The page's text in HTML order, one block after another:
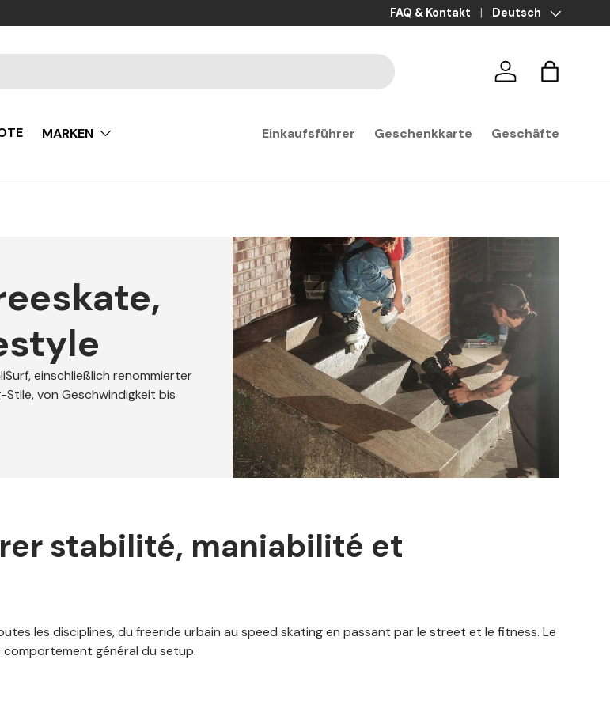
Ratenzahlung in 3x, 4x und 10x ohne
FAQ & Kontakt Sprache
Deutsch
Anmelden
MARKEN
Einkaufsführer Geschenkkarte Geschäfte
einschließlich renommierter
Stile, von Geschwindigkeit bis
stabilité, maniabilité et
les disciplines, du freeride urbain au speed skating en passant par le street et le fitness. Le
général du setup.